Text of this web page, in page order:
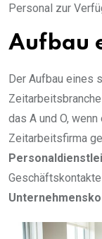
Personal zur
Aufbau
Der Aufbau eines
das A und O,
Zeitarbeitsfirma